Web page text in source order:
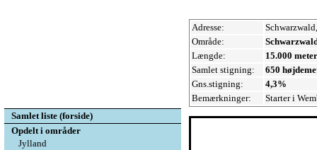
Samlet liste (forside)
Opdelt i områder
Jylland
Adresse:
Område:
Længde:
15.000 meter
Samlet stigning:
650
Gns.stigning:
4,3%
Bemærkninger:
Starter i